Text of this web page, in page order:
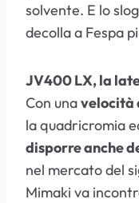
solvente. E lo
decolla a Fespa
JV400 LX, la
Con unavelocità
la quadricromia
disporre anche
nel mercato del
Mimaki va